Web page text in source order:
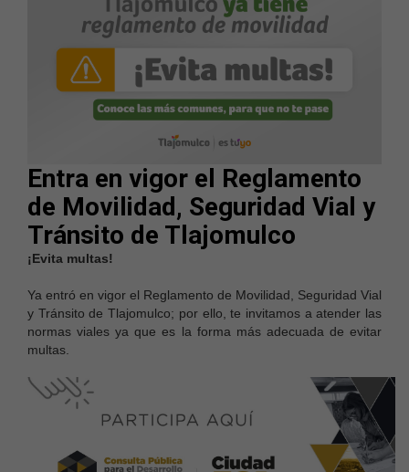
Entra en vigor el Reglamento
de Movilidad, Seguridad Vial y
Tránsito de Tlajomulco
¡Evita multas!
Ya entró en vigor el Reglamento de Movilidad, Seguridad Vial
y Tránsito de Tlajomulco; por ello, te invitamos a atender las
normas viales ya que es la forma más adecuada de evitar
multas.